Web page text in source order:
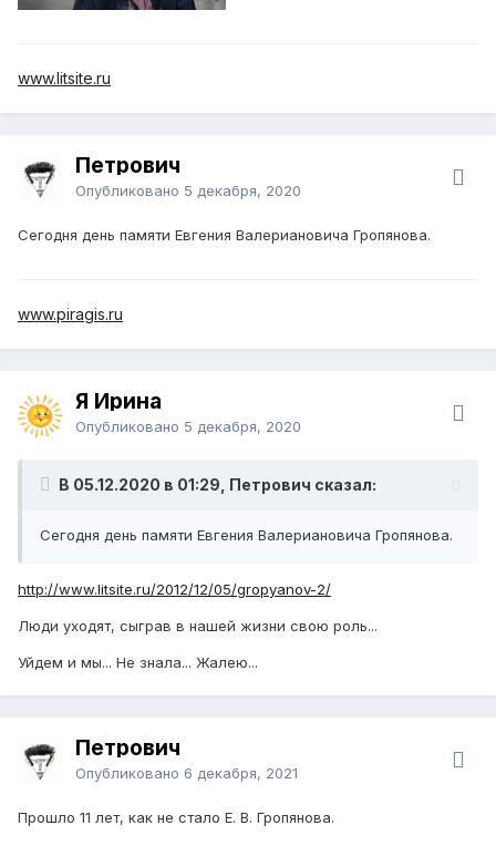
www.litsite.ru
Петрович
Опубликовано 5 декабря, 2020
Сегодня день памяти Евгения Валериановича Гропянова.
www.piragis.ru
Я Ирина
Опубликовано 5 декабря, 2020
В 05.12.2020 в 01:29, Петрович сказал:
Сегодня день памяти Евгения Валериановича Гропянова.
http://www.litsite.ru/2012/12/05/gropyanov-2/
Люди уходят, сыграв в нашей жизни свою роль...
Уйдем и мы... Не знала... Жалею...
Петрович
Опубликовано 6 декабря, 2021
Прошло 11 лет, как не стало Е. В. Гропянова.